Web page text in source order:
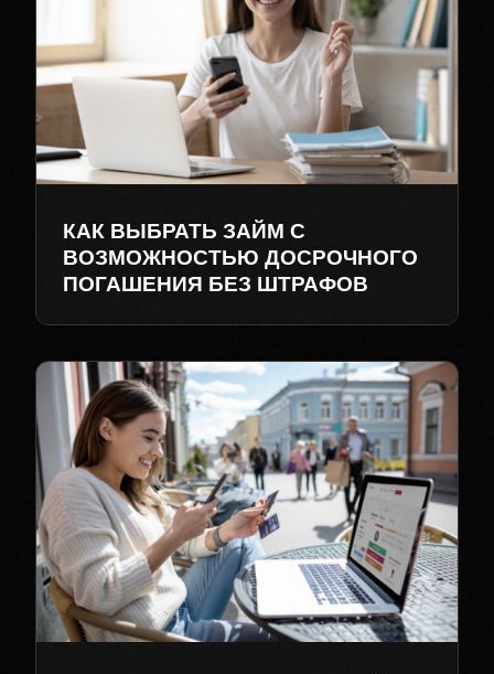
КАК ВЫБРАТЬ ЗАЙМ С
ВОЗМОЖНОСТЬЮ ДОСРОЧНОГО
ПОГАШЕНИЯ БЕЗ ШТРАФОВ